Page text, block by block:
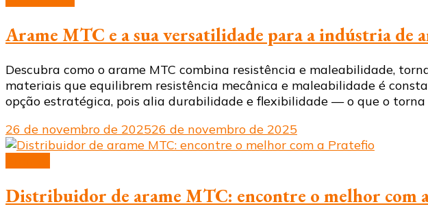
Arame MTC e a sua versatilidade para a indústria de
Descubra como o arame MTC combina resistência e maleabilidade,
materiais que equilibrem resistência mecânica e maleabilidade é
opção estratégica, pois alia durabilidade e flexibilidade — o que o
26 de novembro de 202526 de novembro de 2025
Distribuidor de arame MTC: encontre o melhor com